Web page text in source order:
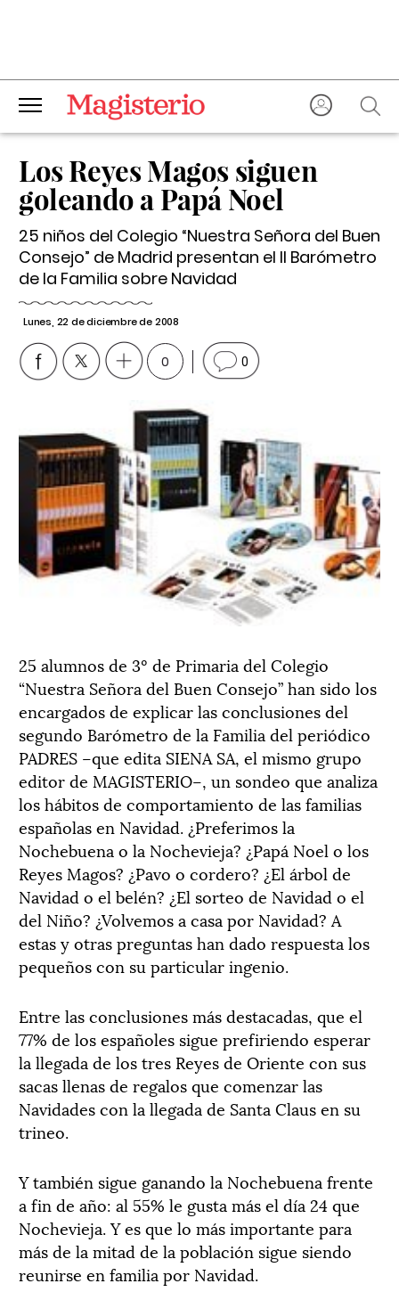
Los Reyes Magos siguen
goleando a Papá Noel
25 niños del Colegio “Nuestra Señora del Buen
Consejo” de Madrid presentan el II Barómetro
de la Familia sobre Navidad
Lunes, 22 de diciembre de 2008
0 0
25 alumnos de 3º de Primaria del Colegio
“Nuestra Señora del Buen Consejo” han sido los
encargados de explicar las conclusiones del
segundo Barómetro de la Familia del periódico
PADRES –que edita SIENA SA, el mismo grupo
editor de MAGISTERIO–, un sondeo que analiza
los hábitos de comportamiento de las familias
españolas en Navidad. ¿Preferimos la
Nochebuena o la Nochevieja? ¿Papá Noel o los
Reyes Magos? ¿Pavo o cordero? ¿El árbol de
Navidad o el belén? ¿El sorteo de Navidad o el
del Niño? ¿Volvemos a casa por Navidad? A
estas y otras preguntas han dado respuesta los
pequeños con su particular ingenio.
Entre las conclusiones más destacadas, que el
77% de los españoles sigue prefiriendo esperar
la llegada de los tres Reyes de Oriente con sus
sacas llenas de regalos que comenzar las
Navidades con la llegada de Santa Claus en su
trineo.
Y también sigue ganando la Nochebuena frente
a fin de año: al 55% le gusta más el día 24 que
Nochevieja. Y es que lo más importante para
más de la mitad de la población sigue siendo
reunirse en familia por Navidad.